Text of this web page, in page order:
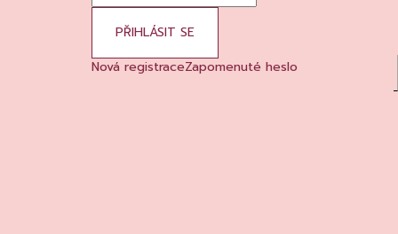
PŘIHLÁSIT SE
Nová registraceZapomenuté heslo